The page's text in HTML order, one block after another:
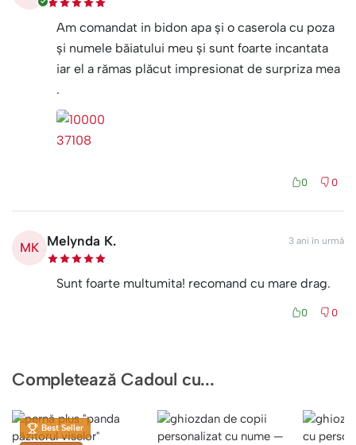
Am comandat in bidon apa și o caserola cu poza
și numele băiatului meu și sunt foarte incantata
iar el a rămas plăcut impresionat de surpriza mea
.
0 0
MK Melynda K. 3 ani în urmă
Sunt foarte multumita! recomand cu mare drag.
0 0
Completează Cadoul cu...
Best Seller